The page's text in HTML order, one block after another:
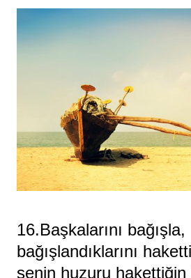
16.Başkalarını bağışla,
bağışlandıklarını
senin huzuru hakettiğin